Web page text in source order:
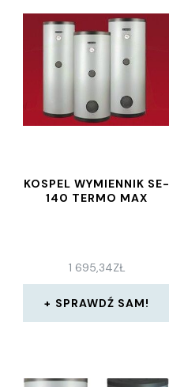
KOSPEL WYMIENNIK SE-
140 TERMO MAX
1 695,34ZŁ
SPRAWDŹ SAM!